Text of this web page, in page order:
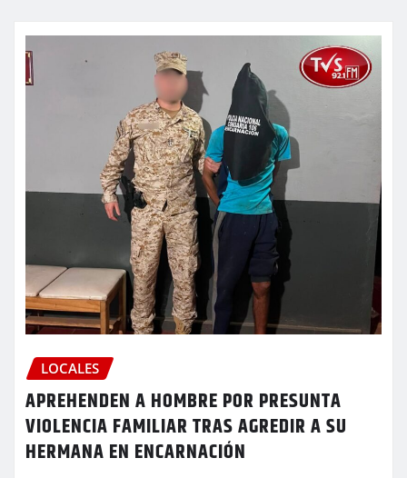
LOCALES
APREHENDEN A HOMBRE POR PRESUNTA
VIOLENCIA FAMILIAR TRAS AGREDIR A SU
HERMANA EN ENCARNACIÓN